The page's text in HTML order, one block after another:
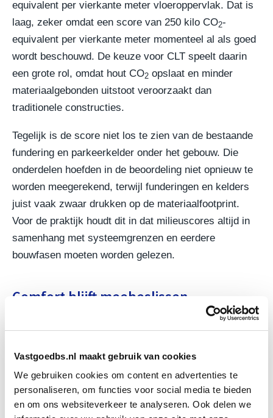
Vastgoedbs.nl maakt gebruik van cookies
We gebruiken cookies om content en advertenties te
personaliseren, om functies voor social media te bieden
en om ons websiteverkeer te analyseren. Ook delen we
equivalent per vierkante meter vloeroppervlak. Dat is
laag, zeker omdat een score van 250 kilo CO2-
equivalent per vierkante meter momenteel al als goed
wordt beschouwd. De keuze voor CLT speelt daarin
een grote rol, omdat hout CO2opslaat en minder
materiaalgebonden uitstoot veroorzaakt dan
traditionele constructies.
Tegelijk is de score niet los te zien van de bestaande
fundering en parkeerkelder onder het gebouw. Die
onderdelen hoefden in de beoordeling niet opnieuw te
worden meegerekend, terwijl funderingen en kelders
juist vaak zwaar drukken op de materiaalfootprint.
Voor de praktijk houdt dit in dat milieuscores altijd in
samenhang met systeemgrenzen en eerdere
bouwfasen moeten worden gelezen.
Comfort blijft meebeslissen
Duurzaamheid ging in The CubeHouse niet alleen over
Breeam Excellent, Well Gold, Paris Proof, Beng 1 en
een Mpg-score van 0,713. Daarmee komen
energieprestatie, gezondheid, materiaalimpact en
gebruikskwaliteit samen in één ontwerpstrategie.